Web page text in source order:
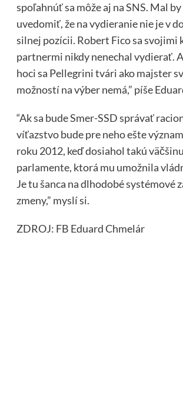
spoľahnúť sa môže aj na SNS. Mal by
uvedomiť, že na vydieranie nie je v
silnej pozícii. Robert Fico sa svojimi
partnermi nikdy nenechal vydierať.
hoci sa Pellegrini tvári ako majster
možností na výber nemá,” píše
“Ak sa bude Smer-SSD správať
víťazstvo bude pre neho ešte
roku 2012, keď dosiahol takú
parlamente, ktorá mu umožnila
Je tu šanca na dlhodobé systémové
zmeny,” myslí si.
ZDROJ: FB Eduard Chmelár